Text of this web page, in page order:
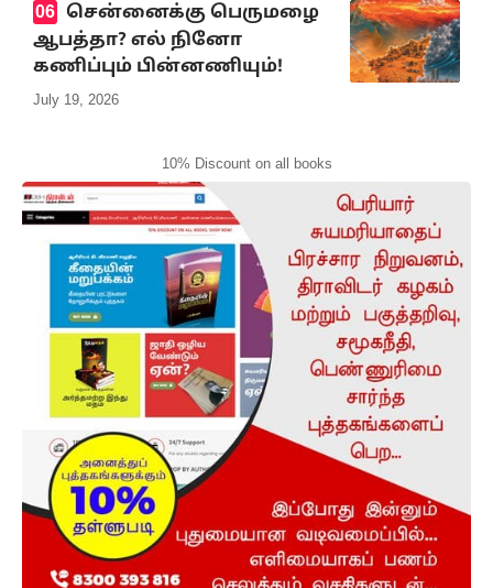
சென்னைக்கு பெருமழை
ஆபத்தா? எல் நினோ
கணிப்பும் பின்னணியும்!
July 19, 2026
10% Discount on all books